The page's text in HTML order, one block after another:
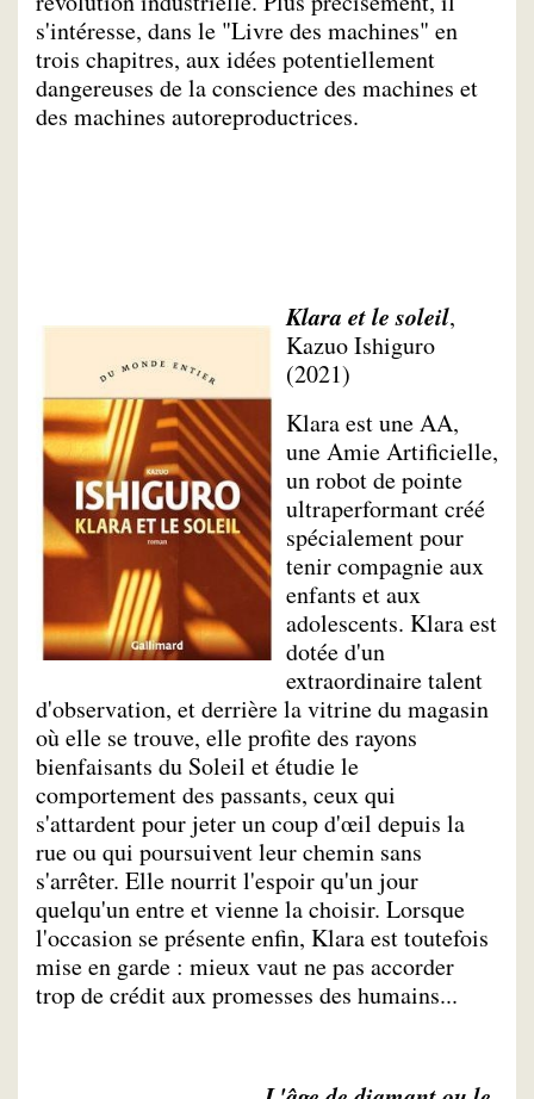
s'intéresse, dans le "Livre des machines" en
trois chapitres, aux idées potentiellement
dangereuses de la conscience des machines et
des machines autoreproductrices.
Klara et le soleil,
Kazuo Ishiguro
(2021)
Klara est une AA,
une Amie Artificielle,
un robot de pointe
ultraperformant créé
spécialement pour
tenir compagnie aux
enfants et aux
adolescents. Klara est
dotée d'un
extraordinaire talent
d'observation, et derrière la vitrine du magasin
où elle se trouve, elle profite des rayons
bienfaisants du Soleil et étudie le
comportement des passants, ceux qui
s'attardent pour jeter un coup d'œil depuis la
rue ou qui poursuivent leur chemin sans
s'arrêter. Elle nourrit l'espoir qu'un jour
quelqu'un entre et vienne la choisir. Lorsque
l'occasion se présente enfin, Klara est toutefois
mise en garde : mieux vaut ne pas accorder
trop de crédit aux promesses des humains...